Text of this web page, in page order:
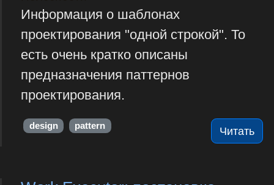
Информация о шаблонах
проектирования "одной строкой". То
есть очень кратко описаны
предназначения паттернов
проектирования.
Читать
design pattern